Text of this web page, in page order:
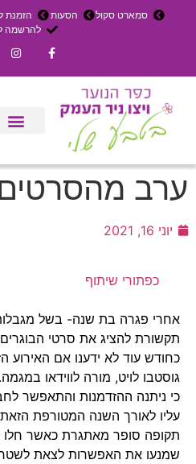
סמארט סקול הסעות הזמנת
להרשמה
ערב
יוני 16, 2021
כפתורי שיתוף
אחרי פגרה בת שנה- בשל
תקשורת להציג את סרטי
כחודש עוד לא ידענו אם האירוע
גוסטבו לויט, מורה לווידאו
כי ניתנה ההזדמנות והתאפשר
עליו לאורך השנה המטורפת
תקופה סופר מאתגרת כאשר חלו
שמנעו את האפשרות לצאת לשטח